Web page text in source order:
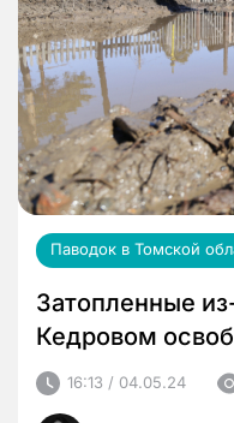
Паводок в Томской
Затопленные
Кедровом
16:13 / 04.05.24